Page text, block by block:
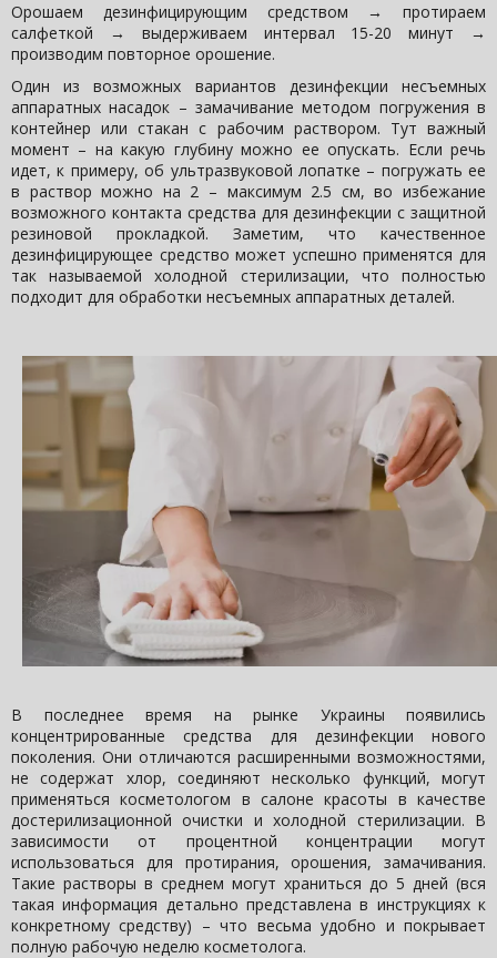
Орошаем дезинфицирующим средством → протираем
салфеткой → выдерживаем интервал 15-20 минут →
производим повторное орошение.
Один из возможных вариантов дезинфекции несъемных
аппаратных насадок – замачивание методом погружения в
контейнер или стакан с рабочим раствором. Тут важный
момент – на какую глубину можно ее опускать. Если речь
идет, к примеру, об ультразвуковой лопатке – погружать ее
в раствор можно на 2 – максимум 2.5 см, во избежание
возможного контакта средства для дезинфекции с защитной
резиновой прокладкой. Заметим, что качественное
дезинфицирующее средство может успешно применятся для
так называемой холодной стерилизации, что полностью
подходит для обработки несъемных аппаратных деталей.
В последнее время на рынке Украины появились
концентрированные средства для дезинфекции нового
поколения. Они отличаются расширенными возможностями,
не содержат хлор, соединяют несколько функций, могут
применяться косметологом в салоне красоты в качестве
достерилизационной очистки и холодной стерилизации. В
зависимости от процентной концентрации могут
использоваться для протирания, орошения, замачивания.
Такие растворы в среднем могут храниться до 5 дней (вся
такая информация детально представлена в инструкциях к
конкретному средству) – что весьма удобно и покрывает
полную рабочую неделю косметолога.